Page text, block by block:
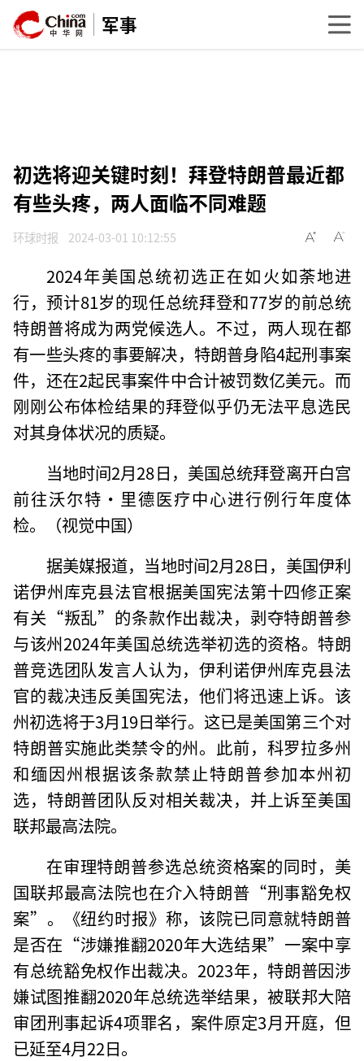
军事
初选将迎关键时刻！拜登特朗普最近都
有些头疼，两人面临不同难题
环球时报 2024-03-01 10:12:55
2024年美国总统初选正在如火如荼地进
行，预计81岁的现任总统拜登和77岁的前总统
特朗普将成为两党候选人。不过，两人现在都
有一些头疼的事要解决，特朗普身陷4起刑事案
件，还在2起民事案件中合计被罚数亿美元。而
刚刚公布体检结果的拜登似乎仍无法平息选民
对其身体状况的质疑。
当地时间2月28日，美国总统拜登离开白宫
前往沃尔特·里德医疗中心进行例行年度体
检。（视觉中国）
据美媒报道，当地时间2月28日，美国伊利
诺伊州库克县法官根据美国宪法第十四修正案
有关“叛乱”的条款作出裁决，剥夺特朗普参
与该州2024年美国总统选举初选的资格。特朗
普竞选团队发言人认为，伊利诺伊州库克县法
官的裁决违反美国宪法，他们将迅速上诉。该
州初选将于3月19日举行。这已是美国第三个对
特朗普实施此类禁令的州。此前，科罗拉多州
和缅因州根据该条款禁止特朗普参加本州初
选，特朗普团队反对相关裁决，并上诉至美国
联邦最高法院。
在审理特朗普参选总统资格案的同时，美
国联邦最高法院也在介入特朗普“刑事豁免权
案”。《纽约时报》称，该院已同意就特朗普
是否在“涉嫌推翻2020年大选结果”一案中享
有总统豁免权作出裁决。2023年，特朗普因涉
嫌试图推翻2020年总统选举结果，被联邦大陪
审团刑事起诉4项罪名，案件原定3月开庭，但
已延至4月22日。